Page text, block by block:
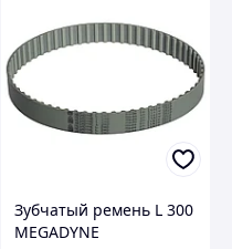
Зубчатый ремень L 300
MEGADYNE